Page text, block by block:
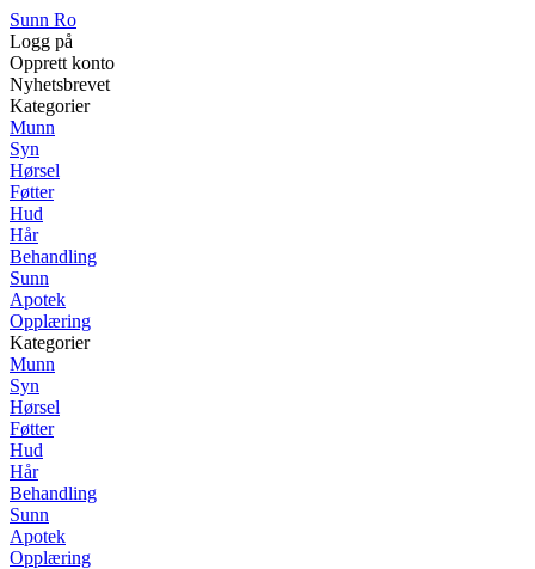
Sunn Ro
Logg på
Opprett konto
Nyhetsbrevet
Kategorier
Munn
Syn
Hørsel
Føtter
Hud
Hår
Behandling
Sunn
Apotek
Opplæring
Kategorier
Munn
Syn
Hørsel
Føtter
Hud
Hår
Behandling
Sunn
Apotek
Opplæring